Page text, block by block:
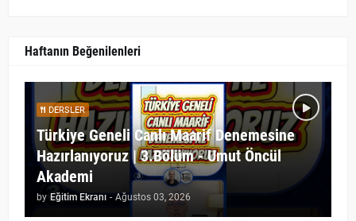
Haftanın Beğenilenleri
DERSLER
Türkiye Geneli Canlı Maarif Denemesine
Hazırlanıyoruz | 3.Bölüm - Umut Öncül
Akademi
by Eğitim Ekranı - Ağustos 03, 2026